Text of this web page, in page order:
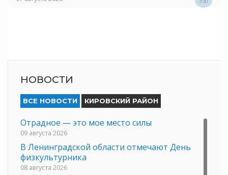
НОВОСТИ
ВСЕ НОВОСТИ КИРОВСКИЙ РАЙОН
Отрадное — это мое место силы
09 августа 2026
В Ленинградской области отмечают День
физкультурника
08 августа 2026